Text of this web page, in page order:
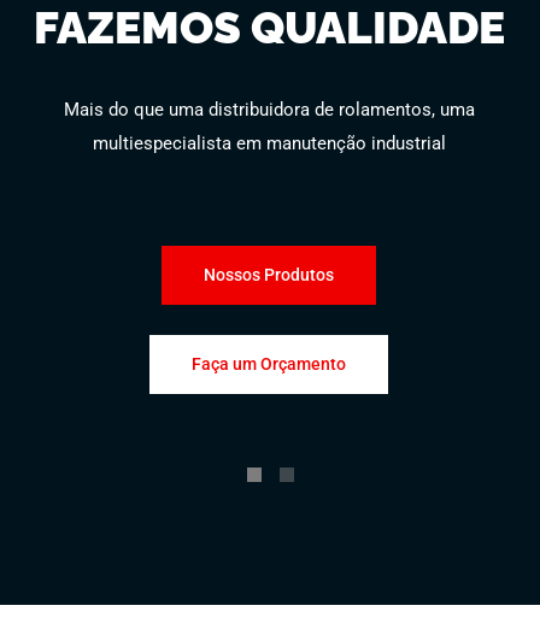
FAZEMOS QUALIDADE
Mais do que uma distribuidora de rolamentos, uma
multiespecialista em manutenção industrial
Nossos Produtos
Faça um Orçamento